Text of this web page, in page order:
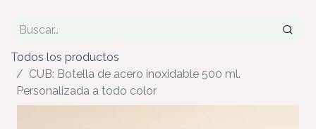
Todos los productos
CUB: Botella de acero inoxidable 500 ml.
Personalizada a todo color